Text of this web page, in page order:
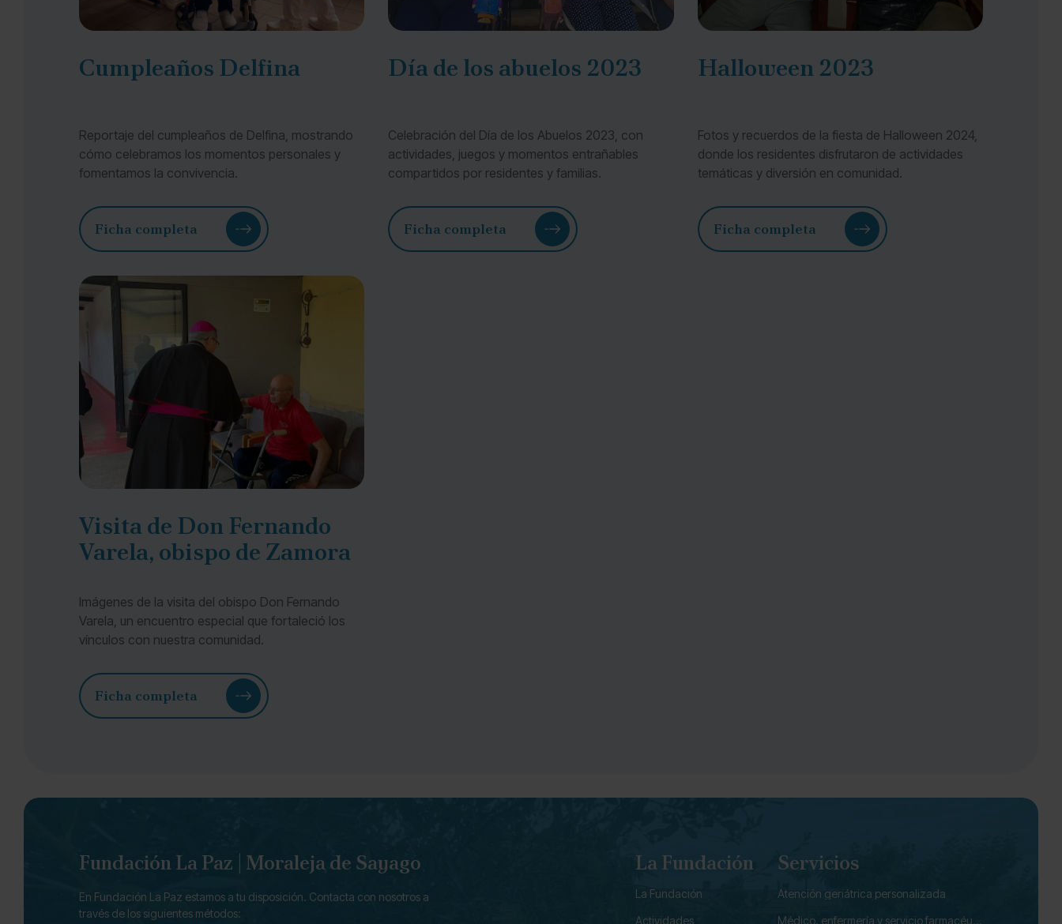
Cumpleaños Delfina
Reportaje del cumpleaños de Delfina, mostrando
cómo celebramos los momentos personales y
fomentamos la convivencia.
Ficha completa
Día de los abuelos 2023
Celebración del Día de los Abuelos 2023, con
actividades, juegos y momentos entrañables
compartidos por residentes y familias.
Ficha completa
Halloween 2023
Fotos y recuerdos de la fiesta de Halloween 2024,
donde los residentes disfrutaron de actividades
temáticas y diversión en comunidad.
Ficha completa
Visita de Don Fernando
Varela, obispo de Zamora
Imágenes de la visita del obispo Don Fernando
Varela, un encuentro especial que fortaleció los
vínculos con nuestra comunidad.
Ficha completa
Fundación La Paz | Moraleja de Sayago
En Fundación La Paz estamos a tu disposición. Contacta con nosotros a
través de los siguientes métodos:
La Fundación
La Fundación
Actividades
Servicios
Atención geriátrica personalizada
Médico, enfermería y servicio farmacéutico